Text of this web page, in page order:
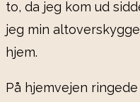
to, da jeg kom ud
jeg min
hjem.
På hjemvejen